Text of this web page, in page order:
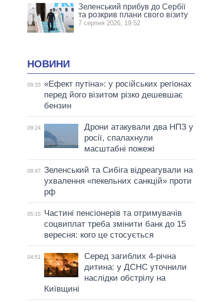
Зеленський прибув до Сербії
та розкрив плани свого візиту
7 серпня 2026, 19:52
НОВИНИ
09:33 «Ефект путіна»: у російських регіонах
перед його візитом різко дешевшає
бензин
09:24
Дрони атакували два НПЗ у
росії, спалахнули
масштабні пожежі
08:47 Зеленський та Сибіга відреагували на
ухвалення «пекельних санкцій» проти
рф
05:15
Частині пенсіонерів та отримувачів
соцвиплат треба змінити банк до 15
вересня: кого це стосується
04:51
Серед загиблих 4-річна
дитина: у ДСНС уточнили
наслідки обстрілу на
Київщині